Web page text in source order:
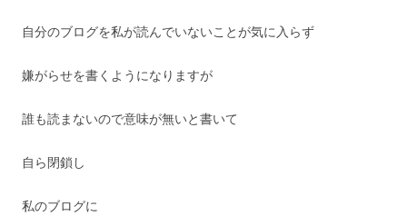
自分のブログを私が読んでいないことが気に入らず
嫌がらせを書くようになりますが
誰も読まないので意味が無いと書いて
自ら閉鎖し
私のブログに